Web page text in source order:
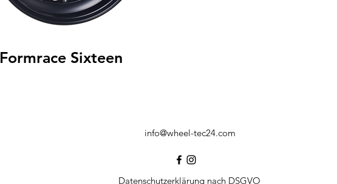
Formrace Sixteen
info@wheel-tec24.com
Datenschutzerklärung nach DSGVO